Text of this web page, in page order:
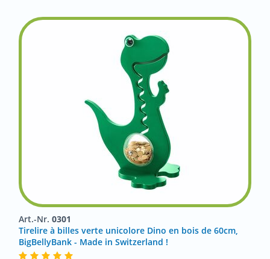
Art.-Nr. 0301
Tirelire à billes verte unicolore Dino en bois de 60cm,
BigBellyBank - Made in Switzerland !